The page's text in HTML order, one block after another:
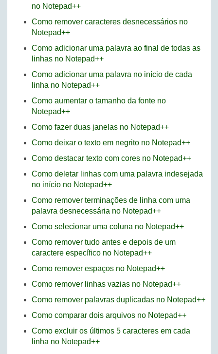
no Notepad++
Como remover caracteres desnecessários no
Notepad++
Como adicionar uma palavra ao final de todas as
linhas no Notepad++
Como adicionar uma palavra no início de cada
linha no Notepad++
Como aumentar o tamanho da fonte no
Notepad++
Como fazer duas janelas no Notepad++
Como deixar o texto em negrito no Notepad++
Como destacar texto com cores no Notepad++
Como deletar linhas com uma palavra indesejada
no início no Notepad++
Como remover terminações de linha com uma
palavra desnecessária no Notepad++
Como selecionar uma coluna no Notepad++
Como remover tudo antes e depois de um
caractere específico no Notepad++
Como remover espaços no Notepad++
Como remover linhas vazias no Notepad++
Como remover palavras duplicadas no Notepad++
Como comparar dois arquivos no Notepad++
Como excluir os últimos 5 caracteres em cada
linha no Notepad++